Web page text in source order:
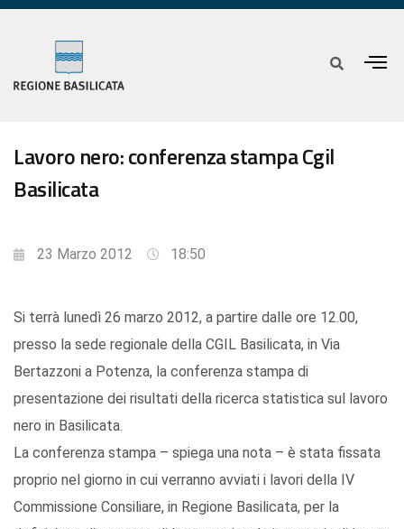
Lavoro nero: conferenza stampa Cgil
Basilicata
23 Marzo 2012 18:50
Si terrà lunedì 26 marzo 2012, a partire dalle ore 12.00,
presso la sede regionale della CGIL Basilicata, in Via
Bertazzoni a Potenza, la conferenza stampa di
presentazione dei risultati della ricerca statistica sul lavoro
nero in Basilicata.
La conferenza stampa – spiega una nota – è stata fissata
proprio nel giorno in cui verranno avviati i lavori della IV
Commissione Consiliare, in Regione Basilicata, per la